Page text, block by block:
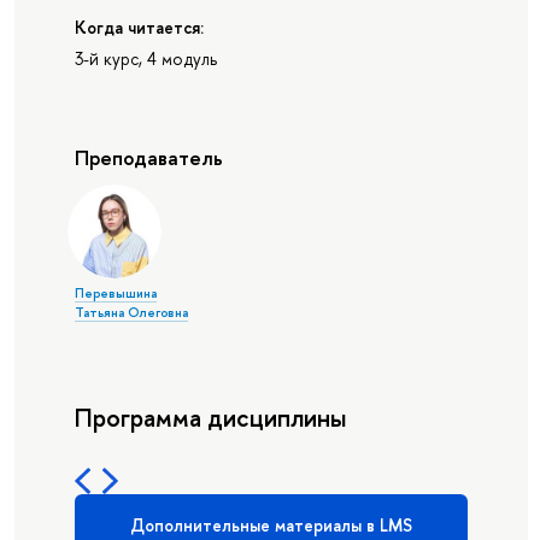
Когда читается:
3-й курс, 4 модуль
Преподаватель
Перевышина
Татьяна Олеговна
Программа дисциплины
Дополнительные материалы в LMS